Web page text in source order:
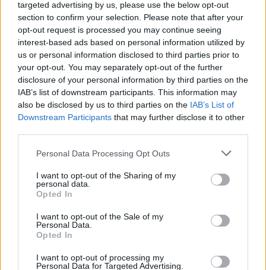
targeted advertising by us, please use the below opt-out
section to confirm your selection. Please note that after your
opt-out request is processed you may continue seeing
interest-based ads based on personal information utilized by
us or personal information disclosed to third parties prior to
your opt-out. You may separately opt-out of the further
disclosure of your personal information by third parties on the
IAB’s list of downstream participants. This information may
also be disclosed by us to third parties on the IAB’s List of
Downstream Participants that may further disclose it to other
Personal Data Processing Opt Outs
I want to opt-out of the Sharing of my
personal data.
Opted In
I want to opt-out of the Sale of my
Personal Data.
Opted In
I want to opt-out of processing my
Personal Data for Targeted Advertising.
Risperdal (230)
Psychose / schizophrénie - antipsychotique
Les évaluations de cette page sont écrites par les utilisateurs
eux-mêmes ; ces avis sont d’abord lus, et éventuellement
adaptés afin de répondre à nos standards en ce qui concerne
l’évaluation d’un médicament, avant d’être approuvés. Pour
partager des évaluations, il n’est pas nécessaire de posséder
des connaissances médicales. De cette façon, les évaluations
aux utilisateurs et pas celle du propriétaire de ce site web.
N’oubliez-pas que les expériences peuvent varier selon les
individus et que pour tout avis médical, il faut toujours prendre
contact avec votre médecin ou votre pharmacien.